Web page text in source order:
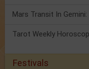
Tarot Weekly
Festivals